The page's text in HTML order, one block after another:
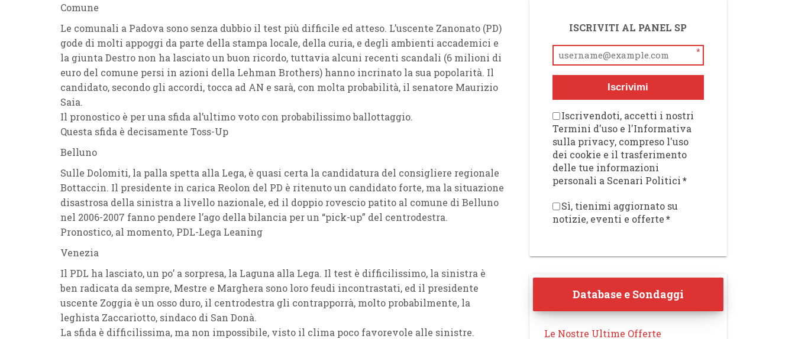
Comune
Le comunali a Padova sono senza dubbio il test più difficile ed atteso. L’uscente Zanonato (PD)
gode di molti appoggi da parte della stampa locale, della curia, e degli ambienti accademici e
la giunta Destro non ha lasciato un buon ricordo, tuttavia alcuni recenti scandali (6 milioni di
euro del comune persi in azioni della Lehman Brothers) hanno incrinato la sua popolarità. Il
candidato, secondo gli accordi, tocca ad AN e sarà, con molta probabilità, il senatore Maurizio
Saia.
Il pronostico è per una sfida al’ultimo voto con probabilissimo ballottaggio.
Questa sfida è decisamente Toss-Up
Belluno
Sulle Dolomiti, la palla spetta alla Lega, è quasi certa la candidatura del consigliere regionale
Bottaccin. Il presidente in carica Reolon del PD è ritenuto un candidato forte, ma la situazione
disastrosa della sinistra a livello nazionale, ed il doppio rovescio patito al comune di Belluno
nel 2006-2007 fanno pendere l’ago della bilancia per un “pick-up” del centrodestra.
Pronostico, al momento, PDL-Lega Leaning
Venezia
Il PDL ha lasciato, un po’ a sorpresa, la Laguna alla Lega. Il test è difficilissimo, la sinistra è
ben radicata da sempre, Mestre e Marghera sono loro feudi incontrastati, ed il presidente
uscente Zoggia è un osso duro, il centrodestra gli contrapporrà, molto probabilmente, la
leghista Zaccariotto, sindaco di San Donà.
La sfida è difficilissima, ma non impossibile, visto il clima poco favorevole alle sinistre.
ISCRIVITI AL PANEL SP
*
Iscrivimi
Iscrivendoti, accetti i nostri
Termini d'uso e l'Informativa
sulla privacy, compreso l'uso
dei cookie e il trasferimento
delle tue informazioni
personali a Scenari Politici*
Sì, tienimi aggiornato su
notizie, eventi e offerte*
Database e Sondaggi
Le Nostre Ultime Offerte